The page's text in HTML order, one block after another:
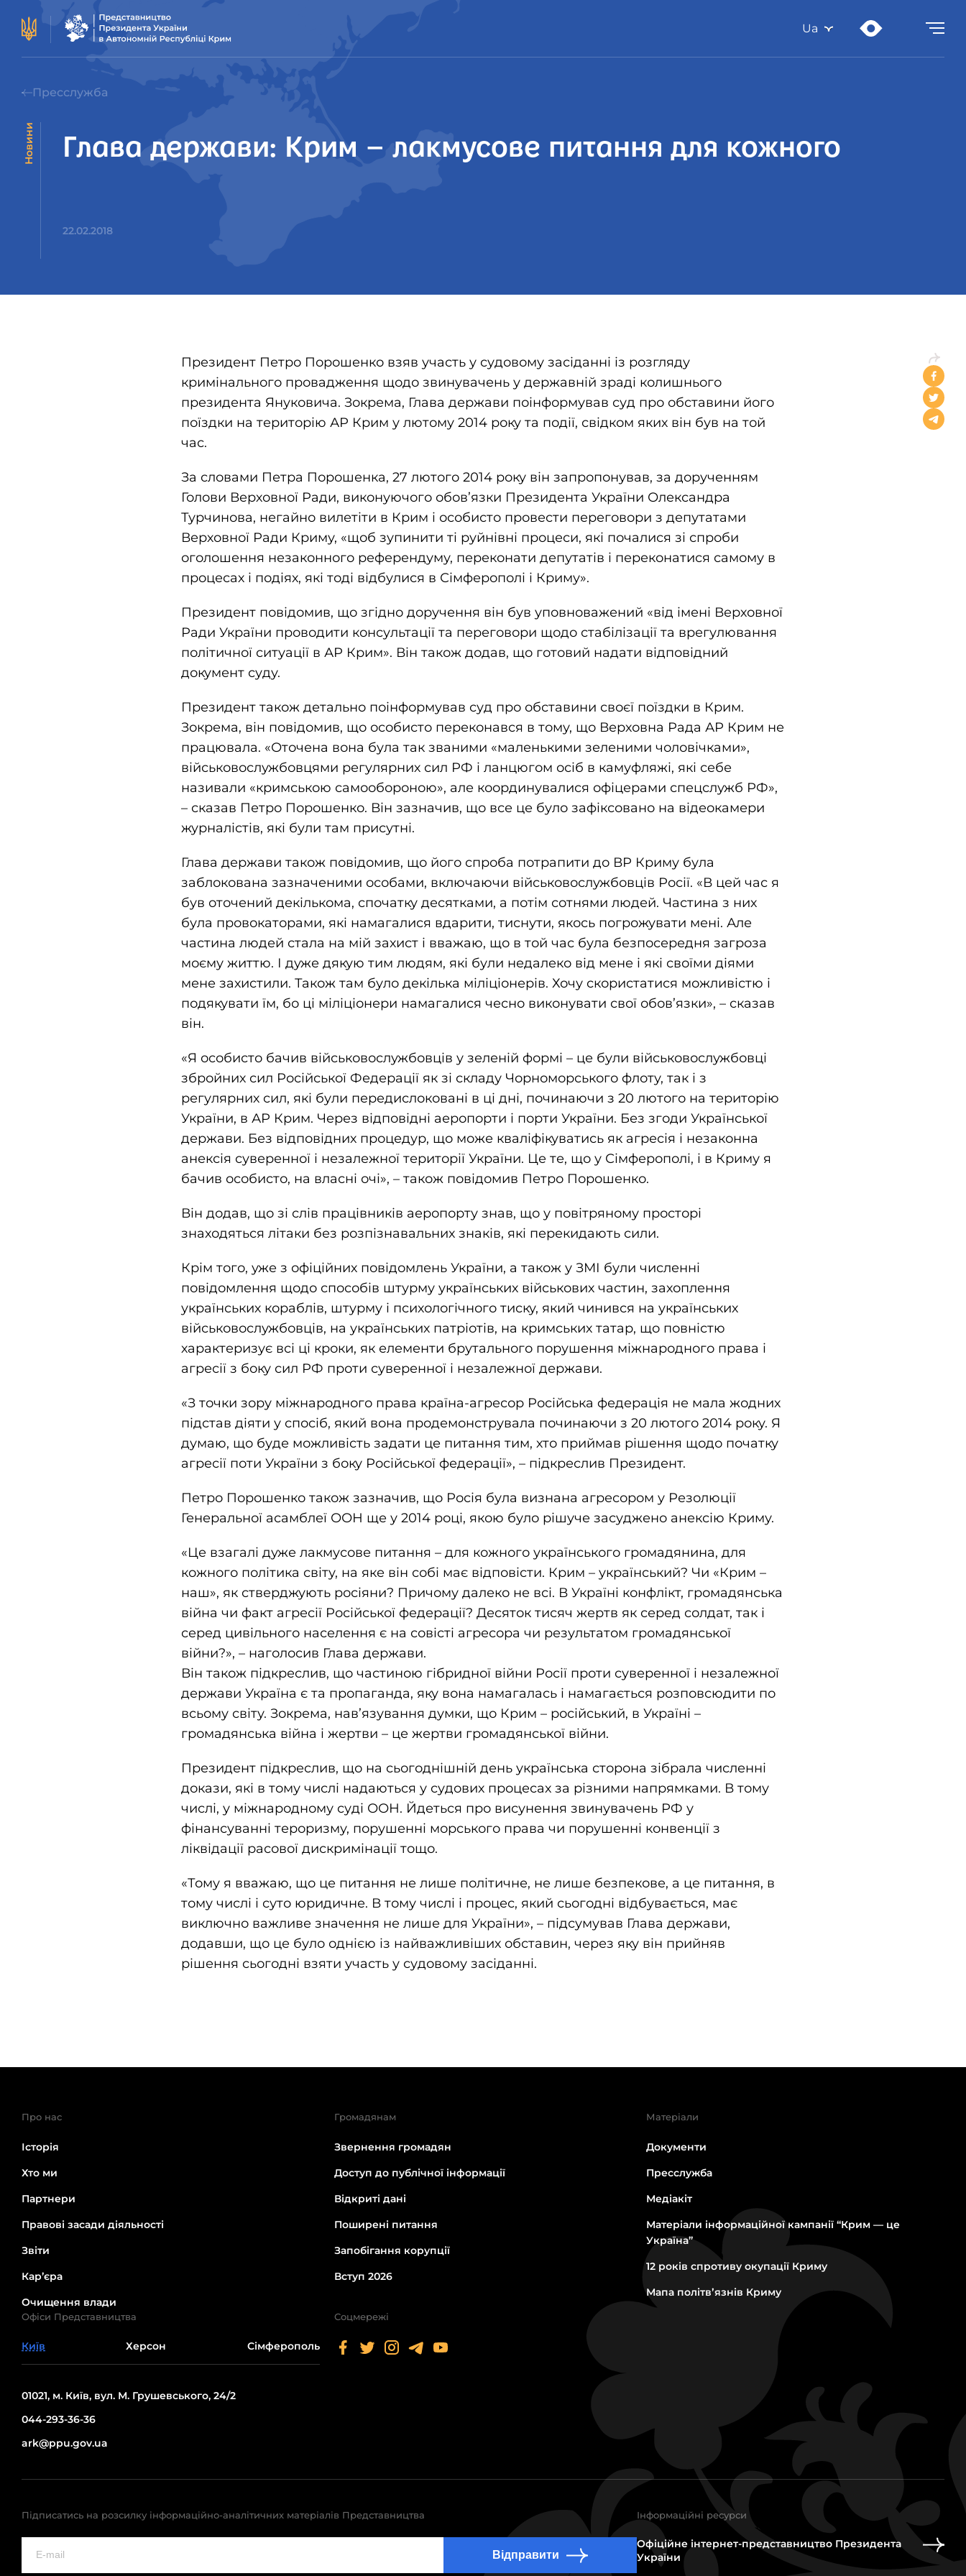
Ua
Пресслужба
Новини Глава держави: Крим – лакмусове питання для кожного
22.02.2018
Президент Петро Порошенко взяв участь у судовому засіданні із розгляду
кримінального провадження щодо звинувачень у державній зраді колишнього
президента Януковича. Зокрема, Глава держави поінформував суд про обставини його
поїздки на територію АР Крим у лютому 2014 року та події, свідком яких він був на той
час.
За словами Петра Порошенка, 27 лютого 2014 року він запропонував, за дорученням
Голови Верховної Ради, виконуючого обов’язки Президента України Олександра
Турчинова, негайно вилетіти в Крим і особисто провести переговори з депутатами
Верховної Ради Криму, «щоб зупинити ті руйнівні процеси, які почалися зі спроби
оголошення незаконного референдуму, переконати депутатів і переконатися самому в
процесах і подіях, які тоді відбулися в Сімферополі і Криму».
Президент повідомив, що згідно доручення він був уповноважений «від імені Верховної
Ради України проводити консультації та переговори щодо стабілізації та врегулювання
політичної ситуації в АР Крим». Він також додав, що готовий надати відповідний
документ суду.
Президент також детально поінформував суд про обставини своєї поїздки в Крим.
Зокрема, він повідомив, що особисто переконався в тому, що Верховна Рада АР Крим не
працювала. «Оточена вона була так званими «маленькими зеленими чоловічками»,
військовослужбовцями регулярних сил РФ і ланцюгом осіб в камуфляжі, які себе
називали «кримською самообороною», але координувалися офіцерами спецслужб РФ»,
– сказав Петро Порошенко. Він зазначив, що все це було зафіксовано на відеокамери
журналістів, які були там присутні.
Глава держави також повідомив, що його спроба потрапити до ВР Криму була
заблокована зазначеними особами, включаючи військовослужбовців Росії. «В цей час я
був оточений декількома, спочатку десятками, а потім сотнями людей. Частина з них
була провокаторами, які намагалися вдарити, тиснути, якось погрожувати мені. Але
частина людей стала на мій захист і вважаю, що в той час була безпосередня загроза
моєму життю. І дуже дякую тим людям, які були недалеко від мене і які своїми діями
мене захистили. Також там було декілька міліціонерів. Хочу скористатися можливістю і
подякувати їм, бо ці міліціонери намагалися чесно виконувати свої обов’язки», – сказав
він.
«Я особисто бачив військовослужбовців у зеленій формі – це були військовослужбовці
збройних сил Російської Федерації як зі складу Чорноморського флоту, так і з
регулярних сил, які були передислоковані в ці дні, починаючи з 20 лютого на територію
України, в АР Крим. Через відповідні аеропорти і порти України. Без згоди Української
держави. Без відповідних процедур, що може кваліфікуватись як агресія і незаконна
анексія суверенної і незалежної території України. Це те, що у Сімферополі, і в Криму я
бачив особисто, на власні очі», – також повідомив Петро Порошенко.
Він додав, що зі слів працівників аеропорту знав, що у повітряному просторі
знаходяться літаки без розпізнавальних знаків, які перекидають сили.
Крім того, уже з офіційних повідомлень України, а також у ЗМІ були численні
повідомлення щодо способів штурму українських військових частин, захоплення
українських кораблів, штурму і психологічного тиску, який чинився на українських
військовослужбовців, на українських патріотів, на кримських татар, що повністю
характеризує всі ці кроки, як елементи брутального порушення міжнародного права і
агресії з боку сил РФ проти суверенної і незалежної держави.
«З точки зору міжнародного права країна-агресор Російська федерація не мала жодних
підстав діяти у спосіб, який вона продемонструвала починаючи з 20 лютого 2014 року. Я
думаю, що буде можливість задати це питання тим, хто приймав рішення щодо початку
агресії поти України з боку Російської федерації», – підкреслив Президент.
Петро Порошенко також зазначив, що Росія була визнана агресором у Резолюції
Генеральної асамблеї ООН ще у 2014 році, якою було рішуче засуджено анексію Криму.
«Це взагалі дуже лакмусове питання – для кожного українського громадянина, для
кожного політика світу, на яке він собі має відповісти. Крим – український? Чи «Крим –
наш», як стверджують росіяни? Причому далеко не всі. В Україні конфлікт, громадянська
війна чи факт агресії Російської федерації? Десяток тисяч жертв як серед солдат, так і
серед цивільного населення є на совісті агресора чи результатом громадянської
війни?», – наголосив Глава держави.
Він також підкреслив, що частиною гібридної війни Росії проти суверенної і незалежної
держави Україна є та пропаганда, яку вона намагалась і намагається розповсюдити по
всьому світу. Зокрема, нав’язування думки, що Крим – російський, в Україні –
громадянська війна і жертви – це жертви громадянської війни.
Президент підкреслив, що на сьогоднішній день українська сторона зібрала численні
докази, які в тому числі надаються у судових процесах за різними напрямками. В тому
числі, у міжнародному суді ООН. Йдеться про висунення звинувачень РФ у
фінансуванні тероризму, порушенні морського права чи порушенні конвенції з
ліквідації расової дискримінації тощо.
«Тому я вважаю, що це питання не лише політичне, не лише безпекове, а це питання, в
тому числі і суто юридичне. В тому числі і процес, який сьогодні відбувається, має
виключно важливе значення не лише для України», – підсумував Глава держави,
додавши, що це було однією із найважливіших обставин, через яку він прийняв
рішення сьогодні взяти участь у судовому засіданні.
Про нас
Історія
Хто ми
Партнери
Правові засади діяльності
Звіти
Кар’єра
Очищення влади
Громадянам
Звернення громадян
Доступ до публічної інформації
Відкриті дані
Поширені питання
Запобігання корупції
Вступ 2026
Матеріали
Документи
Пресслужба
Медіакіт
Матеріали інформаційної кампанії “Крим — це
Україна”
12 років спротиву окупації Криму
Мапа політвʼязнів Криму
Офіси Представництва
Київ Херсон Сімферополь
01021, м. Київ, вул. М. Грушевського, 24/2
044-293-36-36
ark@ppu.gov.ua
Соцмережі
Підписатись на розсилку інформаційно-аналітичних матеріалів Представництва
Відправити
Інформаційні ресурси
Офіційне інтернет-представництво Президента
України